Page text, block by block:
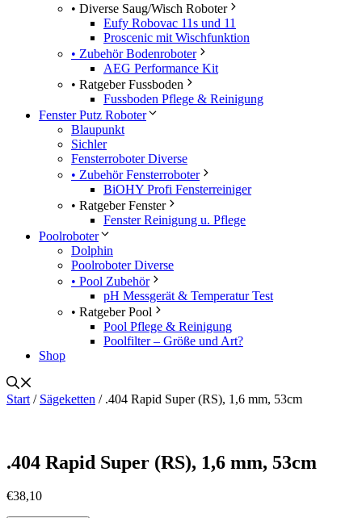
• Diverse Saug/Wisch Roboter
Eufy Robovac 11s und 11
Proscenic mit Wischfunktion
• Zubehör Bodenroboter
AEG Performance Kit
• Ratgeber Fussboden
Fussboden Pflege & Reinigung
Fenster Putz Roboter
Blaupunkt
Sichler
Fensterroboter Diverse
• Zubehör Fensterroboter
BiOHY Profi Fensterreiniger
• Ratgeber Fenster
Fenster Reinigung u. Pflege
Poolroboter
Dolphin
Poolroboter Diverse
• Pool Zubehör
pH Messgerät & Temperatur Test
• Ratgeber Pool
Pool Pflege & Reinigung
Poolfilter – Größe und Art?
Shop
Start / Sägeketten / .404 Rapid Super (RS), 1,6 mm, 53cm
.404 Rapid Super (RS), 1,6 mm, 53cm
€38,10